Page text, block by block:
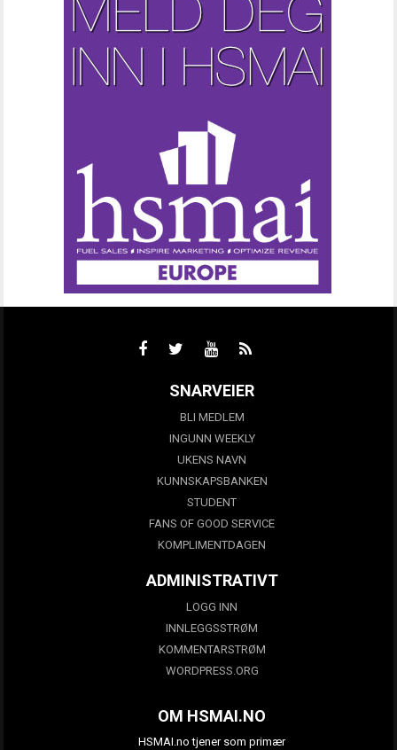
SNARVEIER
BLI MEDLEM
INGUNN WEEKLY
UKENS NAVN
KUNNSKAPSBANKEN
STUDENT
FANS OF GOOD SERVICE
KOMPLIMENTDAGEN
ADMINISTRATIVT
LOGG INN
INNLEGGSSTRØM
KOMMENTARSTRØM
WORDPRESS.ORG
OM HSMAI.NO
HSMAI.no tjener som primær